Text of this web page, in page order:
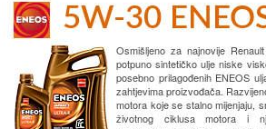
5W-30
Osmišljeno za najnovije
potpuno sintetičko ulje niske
posebno prilagođenih ENEOS
zahtjevima proizvođača.
motora koje se stalno mijenjaju,
životnog ciklusa motora i